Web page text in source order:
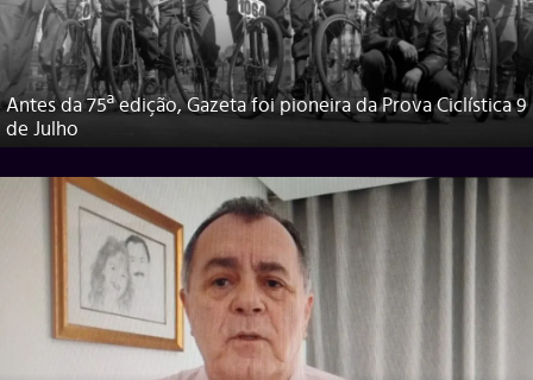
Antes da 75ª edição, Gazeta foi pioneira da Prova Ciclística 9
de Julho